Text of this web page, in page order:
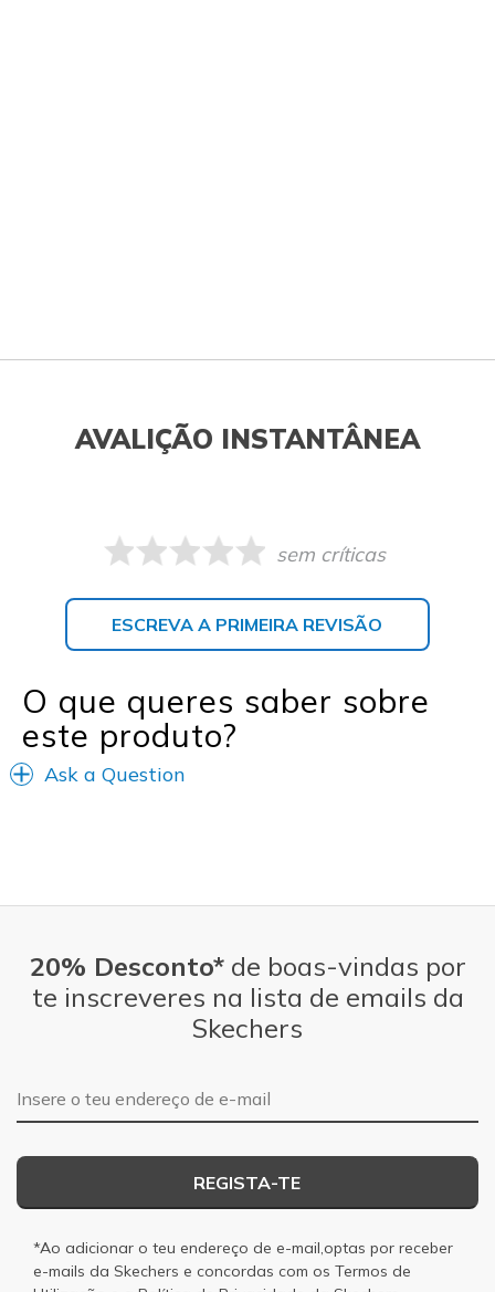
AVALIÇÃO INSTANTÂNEA
sem críticas
ESCREVA A PRIMEIRA REVISÃO
O que queres saber sobre
este produto?
Ask a Question
20% Desconto*de boas-vindas por
te inscreveres na lista de emails da
Skechers
Endereço de e-mail
REGISTA-TE
*Ao adicionar o teu endereço de e-mail,optas por receber
e-mails da Skechers e concordas com os Termos de